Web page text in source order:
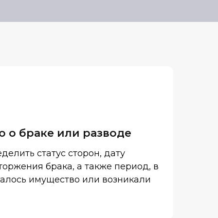
о браке или разводе
статус сторон, дату
брака, а также период, в
имущество или возникали